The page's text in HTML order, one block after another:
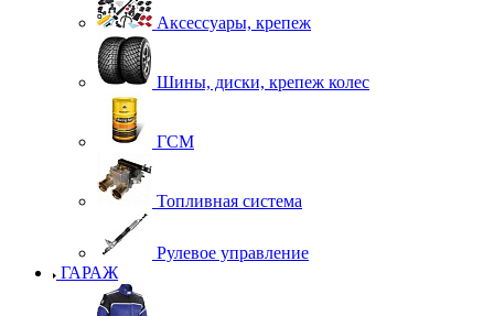
Аксессуары, крепеж
Шины, диски, крепеж колес
ГСМ
Топливная система
Рулевое управление
ГАРАЖ